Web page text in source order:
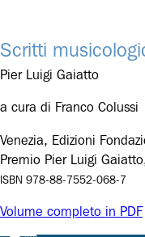
Scritti
Pier Luigi Gaiatto
a cura di Franco Colussi
Venezia, Edizioni
Premio Pier Luigi
ISBN 978-88-7552-068-7
Volume completo in PDF